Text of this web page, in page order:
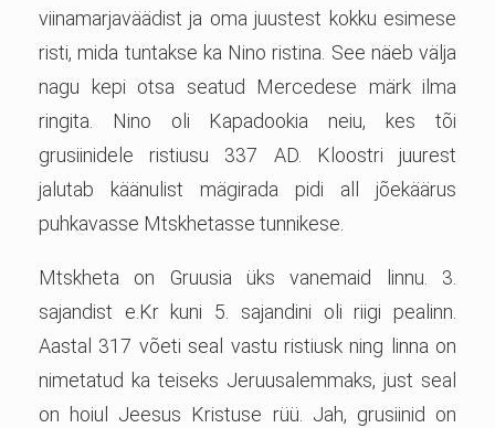
viinamarjaväädist ja oma juustest kokku esimese
risti, mida tuntakse ka Nino ristina. See näeb välja
nagu kepi otsa seatud Mercedese märk ilma
ringita. Nino oli Kapadookia neiu, kes tõi
grusiinidele ristiusu 337 AD. Kloostri juurest
jalutab käänulist mägirada pidi all jõekäärus
puhkavasse Mtskhetasse tunnikese.
Mtskheta on Gruusia üks vanemaid linnu. 3.
sajandist e.Kr kuni 5. sajandini oli riigi pealinn.
Aastal 317 võeti seal vastu ristiusk ning linna on
nimetatud ka teiseks Jeruusalemmaks, just seal
on hoiul Jeesus Kristuse rüü. Jah, grusiinid on